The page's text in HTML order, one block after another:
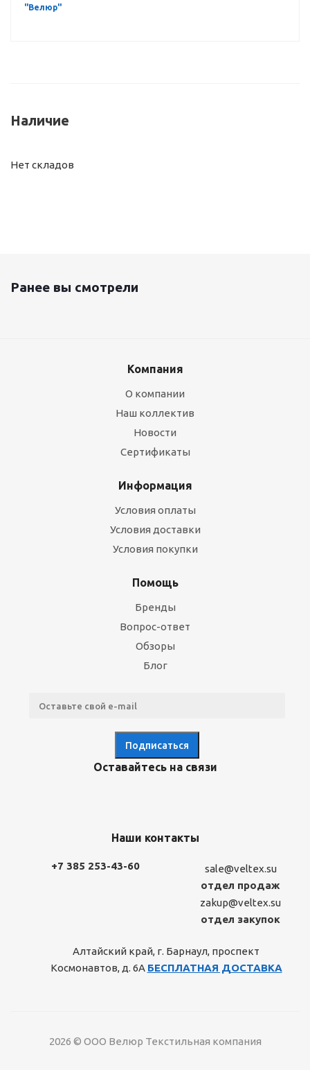
"Велюр"
Наличие
Нет складов
Ранее вы смотрели
Компания
О компании
Наш коллектив
Новости
Сертификаты
Информация
Условия оплаты
Условия доставки
Условия покупки
Помощь
Бренды
Вопрос-ответ
Обзоры
Блог
Оставайтесь на связи
Наши контакты
+7 385 253-43-60
sale@veltex.su
отдел продаж
zakup@veltex.su
отдел закупок
Алтайский край, г. Барнаул, проспект
Космонавтов, д. 6А БЕСПЛАТНАЯ ДОСТАВКА
2026 © ООО Велюр Текстильная компания